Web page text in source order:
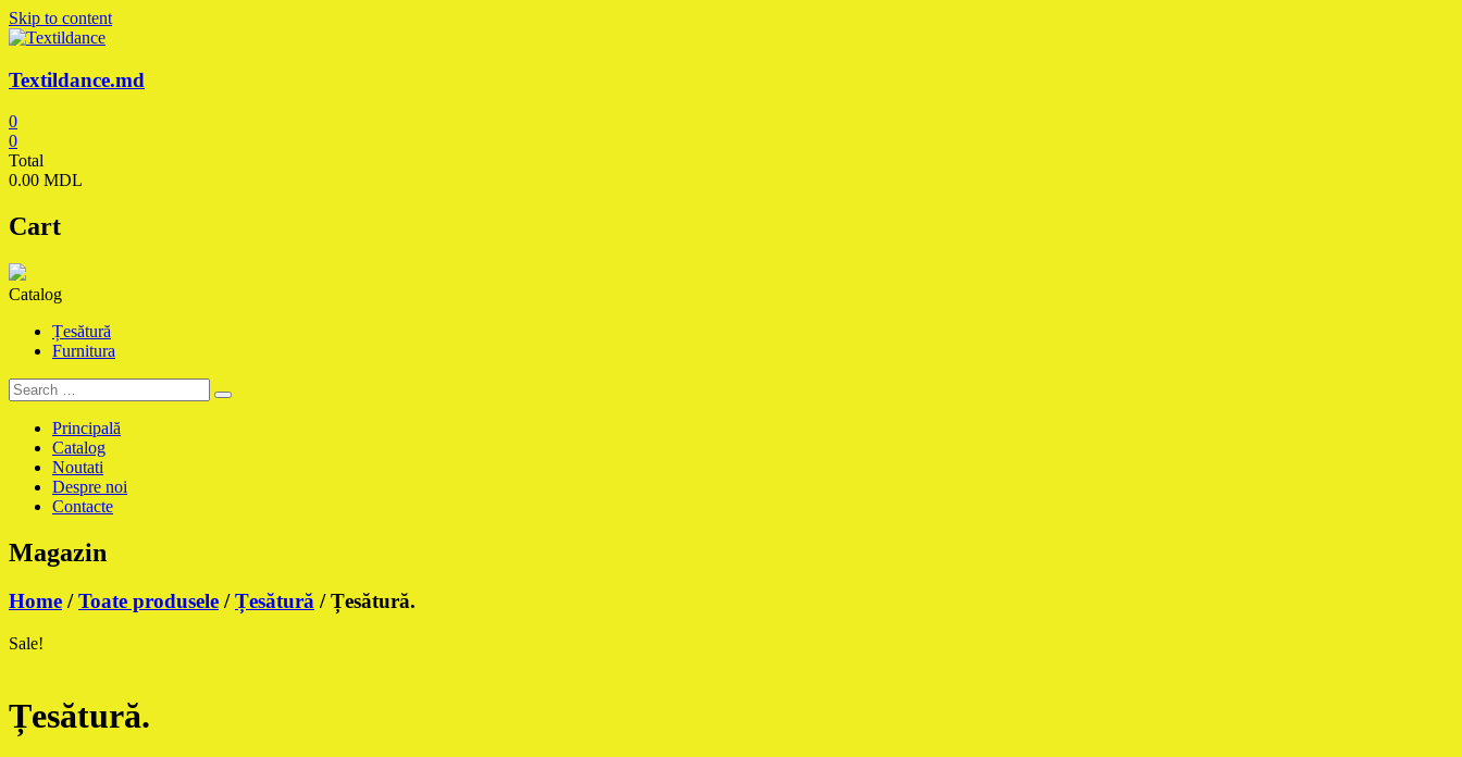
Skip to content
Textildance.md
0
0
Total
0.00 MDL
Cart
Catalog
Țesătură
Furnitura
Principală
Catalog
Noutati
Despre noi
Contacte
Magazin
Home /Toate produsele /Țesătură / Țesătură.
Sale!
Țesătură.